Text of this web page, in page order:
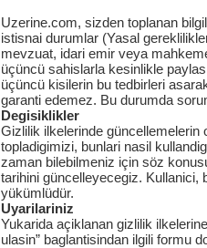
Uzerine.com, sizden toplanan
istisnai durumlar (Yasal
mevzuat, idari emir veya
üçüncü sahislarla kesinlikle
üçüncü kisilerin bu tedbirleri
garanti edemez. Bu durumda
Degisiklikler
Gizlilik ilkelerinde güncellemelerin
topladigimizi, bunlari nasil
zaman bilebilmeniz için söz
tarihini güncelleyecegiz. Kullanici,
yükümlüdür.
Uyarilariniz
Yukarida açiklanan gizlilik
ulasin” baglantisindan ilgili formu